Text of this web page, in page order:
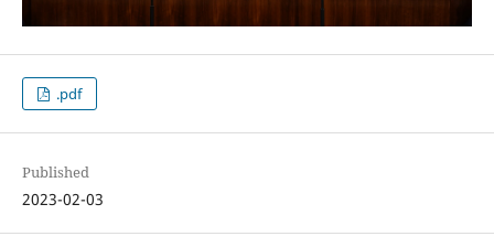
.pdf
Published
2023-02-03